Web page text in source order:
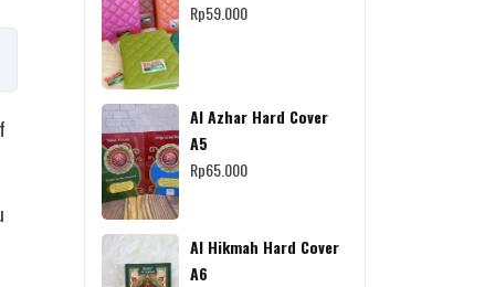
Rp59.000
Al Azhar Hard Cover
A5
Rp65.000
Al Hikmah Hard Cover
A6